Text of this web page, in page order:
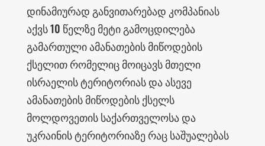
ᲓᲘᲜᲐᲛᲘᲣᲠᲐᲓ ᲒᲐᲜᲕᲘᲗᲐᲠᲔᲑᲐᲓ ᲙᲝᲛᲞᲐᲜᲘᲐᲡ
ᲐᲥᲕᲡ 10 ᲬᲔᲚᲖᲔ ᲛᲔᲢᲘ ᲒᲐᲛᲝᲪᲓᲘᲚᲔᲑᲐ
ᲒᲐᲛᲐᲠᲗᲣᲚᲘ ᲐᲛᲐᲜᲐᲗᲔᲑᲘᲡ ᲛᲘᲬᲝᲓᲔᲑᲘᲡ
ᲥᲡᲔᲚᲘᲗ ᲠᲝᲛᲔᲚᲘᲪ ᲛᲝᲘᲪᲐᲕᲡ ᲛᲗᲔᲚᲘ
ᲘᲡᲠᲐᲔᲚᲘᲡ ᲢᲔᲠᲘᲢᲝᲠᲘᲐᲡ ᲓᲐ ᲐᲡᲔᲕᲔ
ᲐᲛᲐᲜᲐᲗᲔᲑᲘᲡ ᲛᲘᲬᲝᲓᲔᲑᲘᲡ ᲥᲡᲔᲚᲡ
ᲛᲝᲚᲓᲝᲕᲔᲗᲘᲡ ᲡᲐᲥᲐᲠᲗᲕᲔᲚᲝᲡᲐ ᲓᲐ
ᲣᲙᲠᲐᲘᲜᲘᲡ ᲢᲔᲠᲘᲢᲝᲠᲘᲐᲖᲔ ᲠᲐᲪ ᲡᲐᲨᲣᲐᲚᲔᲑᲐᲡ